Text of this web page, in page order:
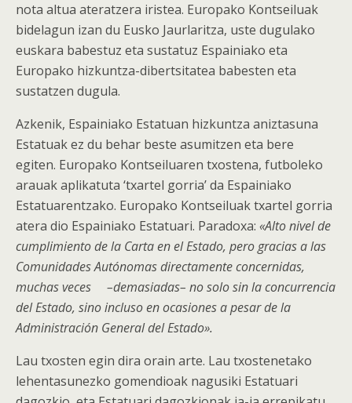
nota altua ateratzera iristea. Europako Kontseiluak
bidelagun izan du Eusko Jaurlaritza, uste dugulako
euskara babestuz eta sustatuz Espainiako eta
Europako hizkuntza-dibertsitatea babesten eta
sustatzen dugula.
Azkenik, Espainiako Estatuan hizkuntza aniztasuna
Estatuak ez du behar beste asumitzen eta bere
egiten. Europako Kontseiluaren txostena, futboleko
arauak aplikatuta ‘txartel gorria’ da Espainiako
Estatuarentzako. Europako Kontseiluak txartel gorria
atera dio Espainiako Estatuari. Paradoxa: «Alto nivel de
cumplimiento de la Carta en el Estado, pero gracias a las
Comunidades Autónomas directamente concernidas,
muchas veces –demasiadas– no solo sin la concurrencia
del Estado, sino incluso en ocasiones a pesar de la
Administración General del Estado».
Lau txosten egin dira orain arte. Lau txostenetako
lehentasunezko gomendioak nagusiki Estatuari